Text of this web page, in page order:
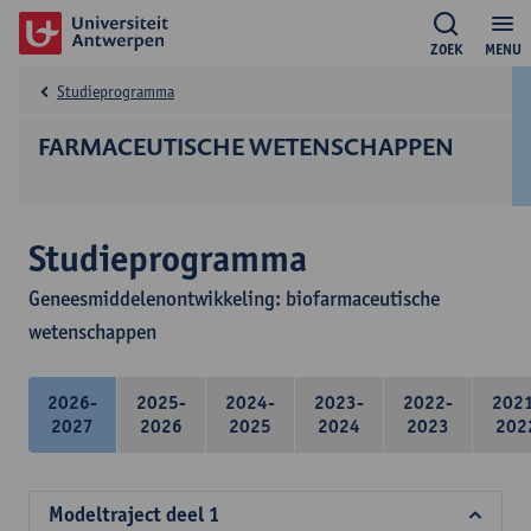
MENU
ZOEK
FARMACEUTISCHE WETENSCHAPPEN
Studieprogramma
Studieprogramma
Geneesmiddelenontwikkeling: biofarmaceutische
wetenschappen
2026-
2027
2025-
2026
2024-
2025
2023-
2024
2022-
2023
Modeltraject deel 1